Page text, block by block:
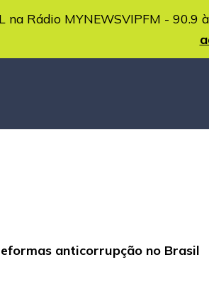
na Rádio MYNEWSVIPFM - 90.9
anticorrupção no Brasil